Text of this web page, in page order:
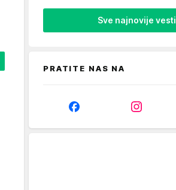
Sve najnovije vesti
PRATITE NAS NA